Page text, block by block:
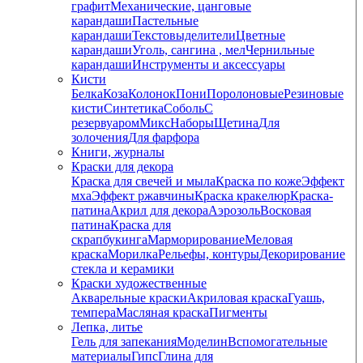
графитМеханические, цанговые
карандашиПастельные
карандашиТекстовыделителиЦветные
карандашиУголь, сангина , мелЧернильные
карандашиИнструменты и аксессуары
Кисти
БелкаКозаКолонокПониПоролоновыеРезиновые
кистиСинтетикаСобольС
резервуаромМиксНаборыЩетинаДля
золоченияДля фарфора
Книги, журналы
Краски для декора
Краска для свечей и мылаКраска по кожеЭффект
мхаЭффект ржавчиныКраска кракелюрКраска-
патинаАкрил для декораАэрозольВосковая
патинаКраска для
скрапбукингаМарморированиеМеловая
краскаМорилкаРельефы, контурыДекорирование
стекла и керамики
Краски художественные
Акварельные краскиАкриловая краскаГуашь,
темпераМасляная краскаПигменты
Лепка, литье
Гель для запеканияМоделинВспомогательные
материалыГипсГлина для